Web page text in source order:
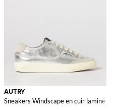
AUTRY
Sneakers Windscape en cuir laminé